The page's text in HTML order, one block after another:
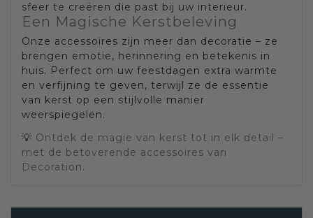
sfeer te creëren die past bij uw interieur.
Een Magische Kerstbeleving
Onze accessoires zijn meer dan decoratie – ze
brengen emotie, herinnering en betekenis in
huis. Perfect om uw feestdagen extra warmte
en verfijning te geven, terwijl ze de essentie
van kerst op een stijlvolle manier
weerspiegelen.
💡 Ontdek de magie van kerst tot in elk detail –
met de betoverende accessoires van
Decoration.